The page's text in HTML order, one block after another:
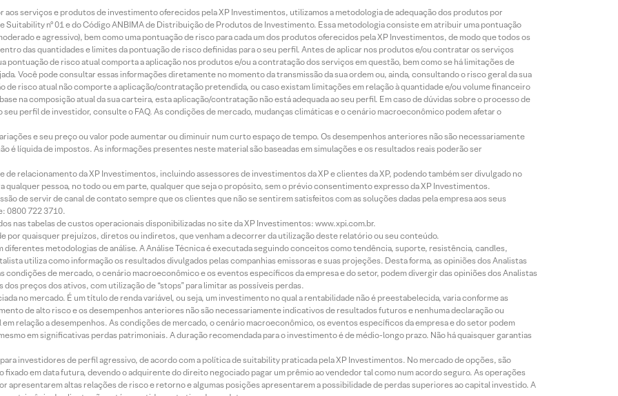
aos serviços e produtos de investimento oferecidos pela XP Investimentos, utilizamos a metodologia de adequação dos produtos por
nº 01 e do Código ANBIMA de Distribuição de Produtos de Investimento. Essa metodologia consiste em atribuir uma pontuação
e agressivo), bem como uma pontuação de risco para cada um dos produtos oferecidos pela XP Investimentos, de modo que todos os
das quantidades e limites da pontuação de risco definidas para o seu perfil. Antes de aplicar nos produtos e/ou contratar os serviços
de risco atual comporta a aplicação nos produtos e/ou a contratação dos serviços em questão, bem como se há limitações de
Você pode consultar essas informações diretamente no momento da transmissão da sua ordem ou, ainda, consultando o risco geral da sua
de risco atual não comporte a aplicação/contratação pretendida, ou caso existam limitações em relação à quantidade e/ou volume financeiro
na composição atual da sua carteira, esta aplicação/contratação não está adequada ao seu perfil. Em caso de dúvidas sobre o processo de
perfil de investidor, consulte o FAQ. As condições de mercado, mudanças climáticas e o cenário macroeconômico podem afetar o
e seu preço ou valor pode aumentar ou diminuir num curto espaço de tempo. Os desempenhos anteriores não são necessariamente
é líquida de impostos. As informações presentes neste material são baseadas em simulações e os resultados reais poderão ser
relacionamento da XP Investimentos, incluindo assessores de investimentos da XP e clientes da XP, podendo também ser divulgado no
qualquer pessoa, no todo ou em parte, qualquer que seja o propósito, sem o prévio consentimento expresso da XP Investimentos.
de servir de canal de contato sempre que os clientes que não se sentirem satisfeitos com as soluções dadas pela empresa aos seus
0800 722 3710.
nas tabelas de custos operacionais disponibilizadas no site da XP Investimentos: www.xpi.com.br.
por quaisquer prejuízos, diretos ou indiretos, que venham a decorrer da utilização deste relatório ou seu conteúdo.
diferentes metodologias de análise. A Análise Técnica é executada seguindo conceitos como tendência, suporte, resistência, candles,
utiliza como informação os resultados divulgados pelas companhias emissoras e suas projeções. Desta forma, as opiniões dos Analistas
condições de mercado, o cenário macroeconômico e os eventos específicos da empresa e do setor, podem divergir das opiniões dos Analistas
preços dos ativos, com utilização de “stops” para limitar as possíveis perdas.
no mercado. É um título de renda variável, ou seja, um investimento no qual a rentabilidade não é preestabelecida, varia conforme as
de alto risco e os desempenhos anteriores não são necessariamente indicativos de resultados futuros e nenhuma declaração ou
relação a desempenhos. As condições de mercado, o cenário macroeconômico, os eventos específicos da empresa e do setor podem
em significativas perdas patrimoniais. A duração recomendada para o investimento é de médio-longo prazo. Não há quaisquer garantias
investidores de perfil agressivo, de acordo com a política de suitability praticada pela XP Investimentos. No mercado de opções, são
em data futura, devendo o adquirente do direito negociado pagar um prêmio ao vendedor tal como num acordo seguro. As operações
apresentarem altas relações de risco e retorno e algumas posições apresentarem a possibilidade de perdas superiores ao capital investido. A